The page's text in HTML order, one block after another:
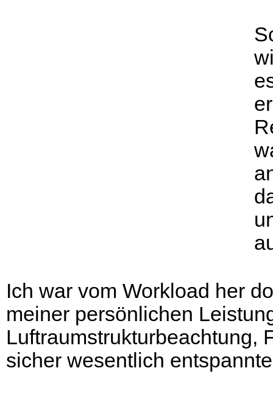
Ich war vom Workload her
meiner persönlichen
Luftraumstrukturbeachtung,
sicher wesentlich